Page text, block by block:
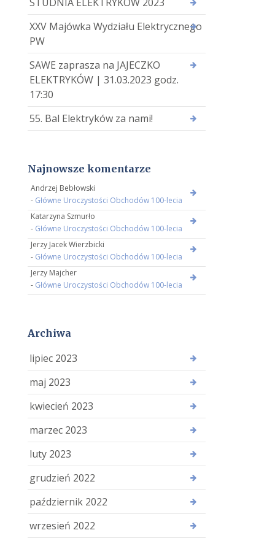
XXV Majówka Wydziału Elektrycznego
PW
SAWE zaprasza na JAJECZKO
ELEKTRYKÓW | 31.03.2023 godz.
17:30
55. Bal Elektryków za nami!
Najnowsze komentarze
Andrzej Bebłowski
- Główne Uroczystości Obchodów 100-lecia
Katarzyna Szmurło
- Główne Uroczystości Obchodów 100-lecia
Jerzy Jacek Wierzbicki
- Główne Uroczystości Obchodów 100-lecia
Jerzy Majcher
- Główne Uroczystości Obchodów 100-lecia
Archiwa
lipiec 2023
maj 2023
kwiecień 2023
marzec 2023
luty 2023
grudzień 2022
październik 2022
wrzesień 2022